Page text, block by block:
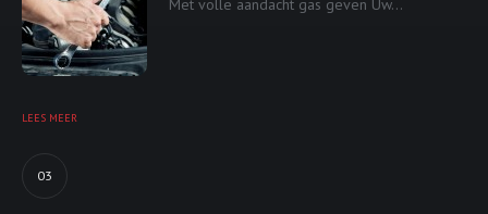
Met volle aandacht gas geven Uw...
LEES MEER
03